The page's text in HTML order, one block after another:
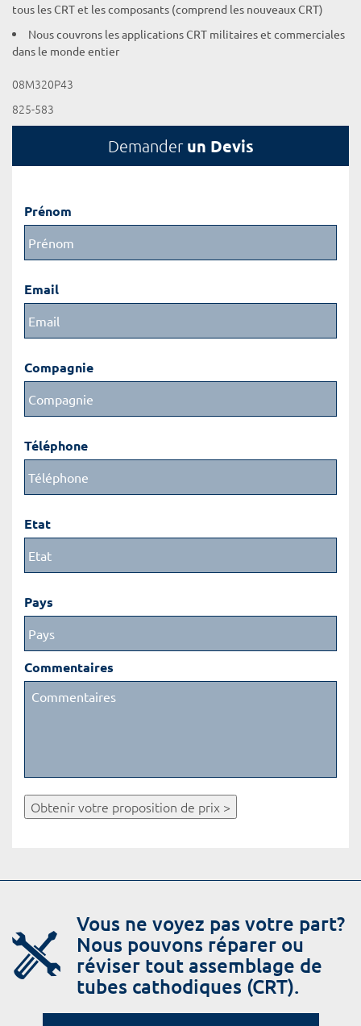
tous les CRT et les composants (comprend les nouveaux CRT)
Nous couvrons les applications CRT militaires et commerciales
dans le monde entier
08M320P43
825-583
Demander un Devis
Prénom
Email
Compagnie
Téléphone
Etat
Pays
Commentaires
Obtenir votre proposition de prix >
Vous ne voyez pas votre part?
Nous pouvons réparer ou
réviser tout assemblage de
tubes cathodiques (CRT).